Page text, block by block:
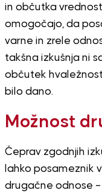
in občutka
omogočajo, da
varne in zrele
takšna izkušnja ni
občutek
bilo dano.
Možnost
Čeprav zgodnjih
lahko posameznik
drugačne odnose